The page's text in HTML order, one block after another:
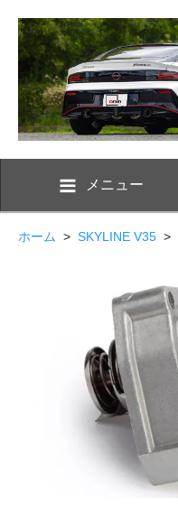
メニュー
ホーム > SKYLINE V35 >